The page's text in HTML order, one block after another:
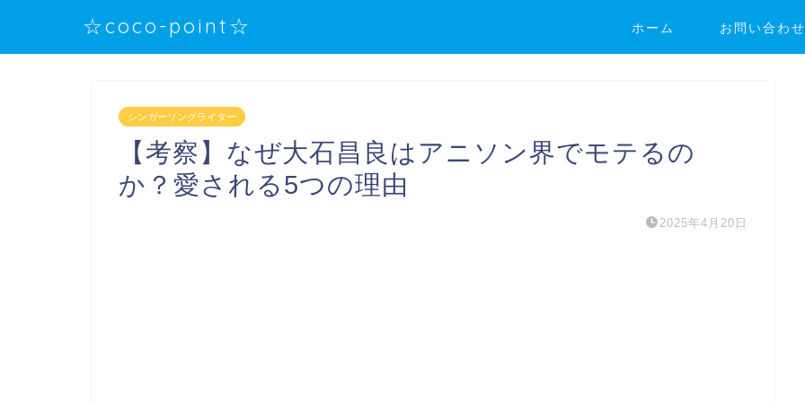
☆coco-point☆ ホーム お問い合わせ
シンガーソングライター
【考察】なぜ大石昌良はアニソン界でモテるの
か？愛される5つの理由
2025年4月20日